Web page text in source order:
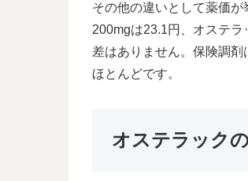
その他の違いとして薬価
200mgは23.1円、オステ
差はありません。保険調
ほとんどです。
オステラック